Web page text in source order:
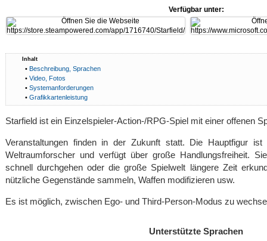
Verfügbar unter:
Inhalt
• Beschreibung, Sprachen
• Video, Fotos
• Systemanforderungen
• Grafikkartenleistung
Starfield ist ein Einzelspieler-Action-/RPG-Spiel mit einer offenen
Veranstaltungen finden in der Zukunft statt. Die Hauptfigur
Weltraumforscher und verfügt über große Handlungsfreiheit.
schnell durchgehen oder die große Spielwelt längere Zeit
nützliche Gegenstände sammeln, Waffen modifizieren usw.
Es ist möglich, zwischen Ego- und Third-Person-Modus zu
Unterstützte Sprachen